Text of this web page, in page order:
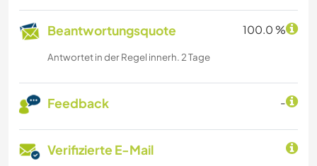
Beantwortungsquote 100.0 %
Antwortet in der Regel innerh. 2 Tage
Feedback -
Verifizierte E-Mail